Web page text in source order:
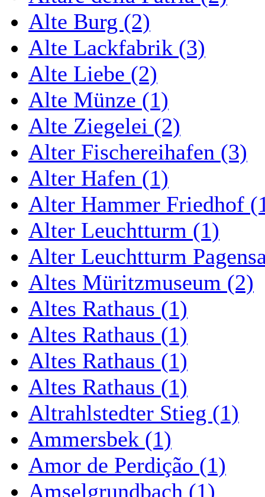
Alte Burg (2)
Alte Lackfabrik (3)
Alte Liebe (2)
Alte Münze (1)
Alte Ziegelei (2)
Alter Fischereihafen (3)
Alter Hafen (1)
Alter Hammer Friedhof
Alter Leuchtturm (1)
Alter Leuchtturm
Altes Müritzmuseum (2)
Altes Rathaus (1)
Altes Rathaus (1)
Altes Rathaus (1)
Altes Rathaus (1)
Altrahlstedter Stieg (1)
Ammersbek (1)
Amor de Perdição (1)
Amselgrundbach (1)